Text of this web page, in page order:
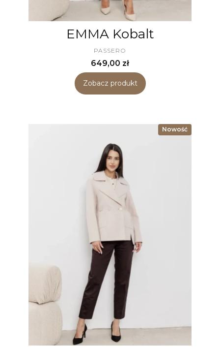
EMMA Kobalt
PRODUCENT
PASSERO
Cena
649,00 zł
Zobacz produkt
Nowość